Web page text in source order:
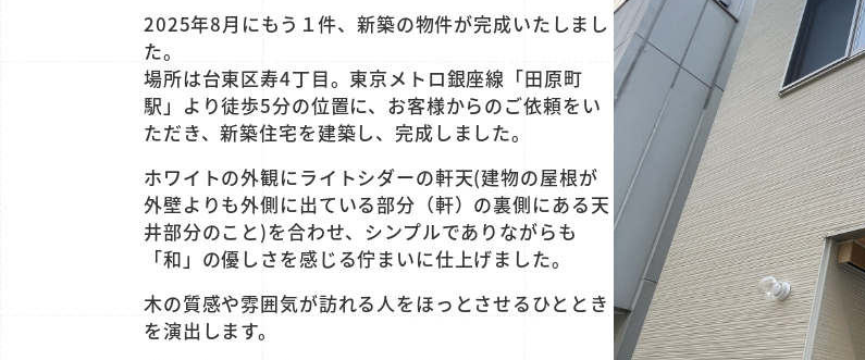
2025年8月にもう１件、新築の物件が完成いたしまし
た。
場所は台東区寿4丁目。東京メトロ銀座線「田原町
駅」より徒歩5分の位置に、お客様からのご依頼をい
ただき、新築住宅を建築し、完成しました。
ホワイトの外観にライトシダーの軒天(建物の屋根が
外壁よりも外側に出ている部分（軒）の裏側にある天
井部分のこと)を合わせ、シンプルでありながらも
「和」の優しさを感じる佇まいに仕上げました。
木の質感や雰囲気が訪れる人をほっとさせるひととき
を演出します。